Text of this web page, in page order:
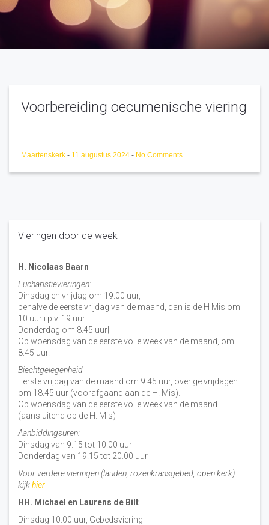
Voorbereiding oecumenische viering
Maartenskerk - 11 augustus 2024 - No Comments
Vieringen door de week
H. Nicolaas Baarn
Eucharistievieringen:
Dinsdag en vrijdag om 19.00 uur,
behalve de eerste vrijdag van de maand, dan is de H Mis om
10 uur i.p.v. 19 uur
Donderdag om 8.45 uur|
Op woensdag van de eerste volle week van de maand, om
8:45 uur.
Biechtgelegenheid
Eerste vrijdag van de maand om 9.45 uur, overige vrijdagen
om 18.45 uur (voorafgaand aan de H. Mis).
Op woensdag van de eerste volle week van de maand
(aansluitend op de H. Mis)
Aanbiddingsuren:
Dinsdag van 9.15 tot 10.00 uur
Donderdag van 19.15 tot 20.00 uur
Voor verdere vieringen (lauden, rozenkransgebed, open kerk)
kijkhier
HH. Michael en Laurens de Bilt
Dinsdag 10:00 uur, Gebedsviering